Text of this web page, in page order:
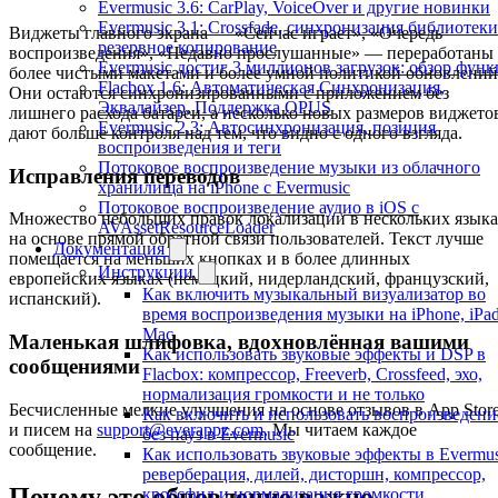
Evermusic 3.6: CarPlay, VoiceOver и другие новинки
Evermusic 3.1: Crossfade, синхронизация
резервное копирование
Evermusic достиг 3 миллионов загрузок: обзор
Flacbox 1.6: Автоматическая Синхронизация,
Эквалайзер, Поддержка OPUS
Evermusic 2.3: Автосинхронизация, позиция
воспроизведения и теги
Потоковое воспроизведение музыки из облачного
хранилища на iPhone с Evermusic
Потоковое воспроизведение аудио в iOS с
AVAssetResourceLoader
Документация
Инструкции
Как включить музыкальный визуализатор во
время воспроизведения музыки на iPhone,
Mac
Как использовать звуковые эффекты и DSP в
Flacbox: компрессор, Freeverb, Crossfeed, эхо,
нормализация громкости и не только
Как включить и использовать
без пауз в Evermusic
Как использовать звуковые эффекты в
реверберация, дилей, дисторшн, компрессор,
кроссфид и нормализация громкости
Виджеты главного экрана — «Сейчас играет», «Очередь
воспроизведения», «Недавно прослушанные» — переработаны
более чистыми макетами и более умной политикой
Они остаются синхронизированными с приложением без
лишнего расхода батареи, а несколько новых размеров
дают больше контроля над тем, что видно с одного взгляда.
Исправления переводов
Множество небольших правок локализации в нескольких
на основе прямой обратной связи пользователей. Текст лучше
помещается на меньших кнопках и в более длинных
европейских языках (немецкий, нидерландский, французский,
испанский).
Маленькая шлифовка, вдохновлённая вашими
сообщениями
Бесчисленные мелкие улучшения на основе отзывов в App
и писем на support@everappz.com. Мы читаем каждое
сообщение.